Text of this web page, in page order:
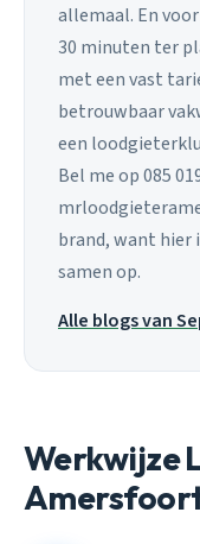
allemaal. En
30 minuten ter
met een vast
betrouwbaar
een
Bel me op 085
brand, want hier
samen op.
Alle blogs van
Werkwijze